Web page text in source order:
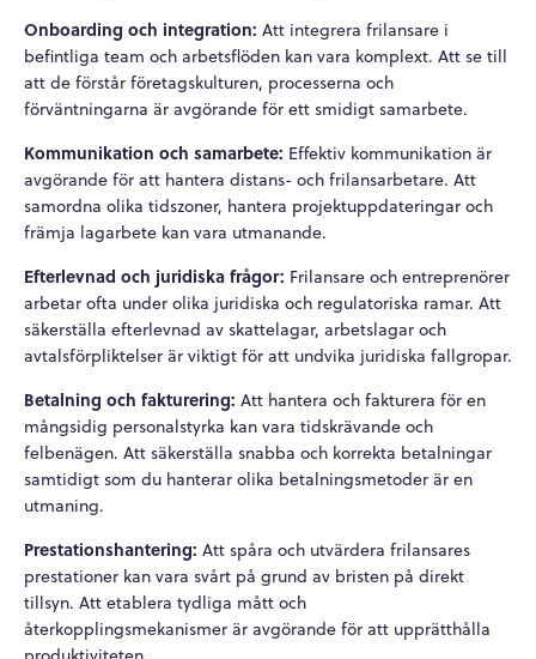
Onboarding och integration: Att integrera frilansare i
befintliga team och arbetsflöden kan vara komplext. Att se till
att de förstår företagskulturen, processerna och
förväntningarna är avgörande för ett smidigt samarbete.
Kommunikation och samarbete: Effektiv kommunikation är
avgörande för att hantera distans- och frilansarbetare. Att
samordna olika tidszoner, hantera projektuppdateringar och
främja lagarbete kan vara utmanande.
Efterlevnad och juridiska frågor: Frilansare och entreprenörer
arbetar ofta under olika juridiska och regulatoriska ramar. Att
säkerställa efterlevnad av skattelagar, arbetslagar och
avtalsförpliktelser är viktigt för att undvika juridiska fallgropar.
Betalning och fakturering: Att hantera och fakturera för en
mångsidig personalstyrka kan vara tidskrävande och
felbenägen. Att säkerställa snabba och korrekta betalningar
samtidigt som du hanterar olika betalningsmetoder är en
utmaning.
Prestationshantering: Att spåra och utvärdera frilansares
prestationer kan vara svårt på grund av bristen på direkt
tillsyn. Att etablera tydliga mått och
återkopplingsmekanismer är avgörande för att upprätthålla